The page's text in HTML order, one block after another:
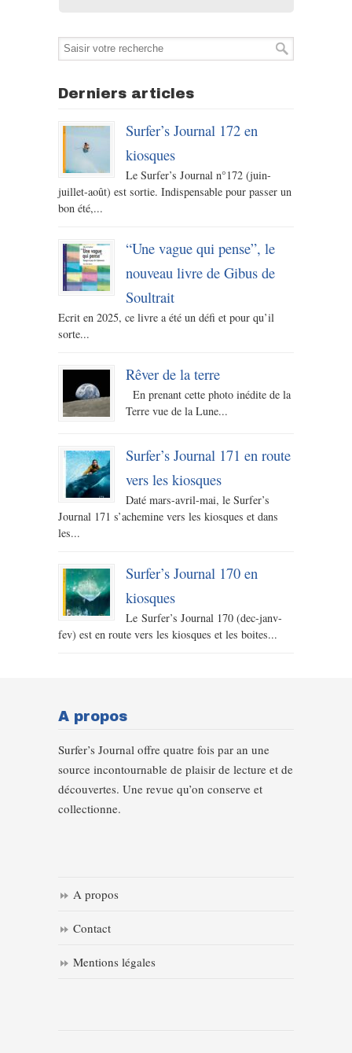
Derniers articles
Surfer’s Journal 172 en
kiosques
Le Surfer’s Journal n°172 (juin-
juillet-août) est sortie. Indispensable pour passer un
bon été,...
“Une vague qui pense”, le
nouveau livre de Gibus de
Soultrait
Ecrit en 2025, ce livre a été un défi et pour qu’il
sorte...
Rêver de la terre
En prenant cette photo inédite de la
Terre vue de la Lune...
Surfer’s Journal 171 en route
vers les kiosques
Daté mars-avril-mai, le Surfer’s
Journal 171 s’achemine vers les kiosques et dans
les...
Surfer’s Journal 170 en
kiosques
Le Surfer’s Journal 170 (dec-janv-
fev) est en route vers les kiosques et les boites...
A propos
Surfer’s Journal offre quatre fois par an une
source incontournable de plaisir de lecture et de
découvertes. Une revue qu’on conserve et
collectionne.
A propos
Contact
Mentions légales